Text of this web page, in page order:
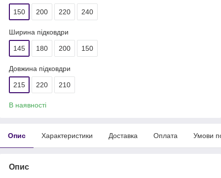
150 200 220 240
Ширина підковдри
145 180 200 150
Довжина підковдри
215 220 210
В наявності
Опис Характеристики Доставка Оплата Умови
Опис